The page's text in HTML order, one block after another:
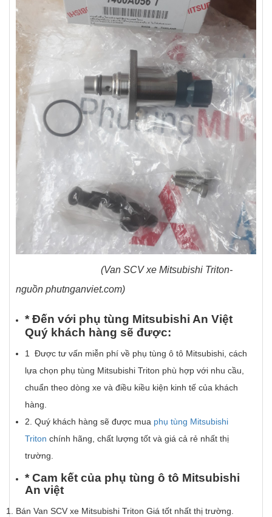
(Van SCV xe Mitsubishi Triton-
nguồn phutnganviet.com)
* Đến với phụ tùng Mitsubishi An Việt
Quý khách hàng sẽ được:
1 Được tư vấn miễn phí về phụ tùng ô tô Mitsubishi, cách
lựa chọn phụ tùng Mitsubishi Triton phù hợp với nhu cầu,
chuẩn theo dòng xe và điều kiều kiện kinh tế của khách
hàng.
2. Quý khách hàng sẽ được mua phụ tùng Mitsubishi
Triton chính hãng, chất lượng tốt và giá cả rẻ nhất thị
trường.
*Cam kết của phụ tùng ô tô Mitsubishi
An việt
Bán Van SCV xe Mitsubishi Triton Giá tốt nhất thị trường.